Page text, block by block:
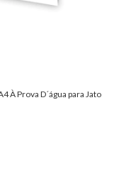
À Prova D´água para Jato